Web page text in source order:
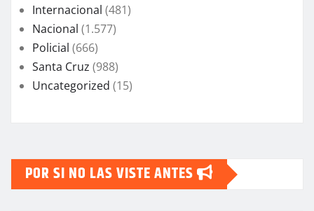
Internacional (481)
Nacional (1.577)
Policial (666)
Santa Cruz (988)
Uncategorized (15)
POR SI NO LAS VISTE ANTES